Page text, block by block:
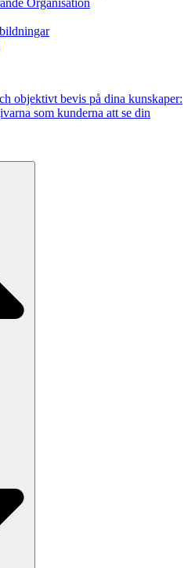
objektivt bevis på dina kunskaper:
som kunderna att se din